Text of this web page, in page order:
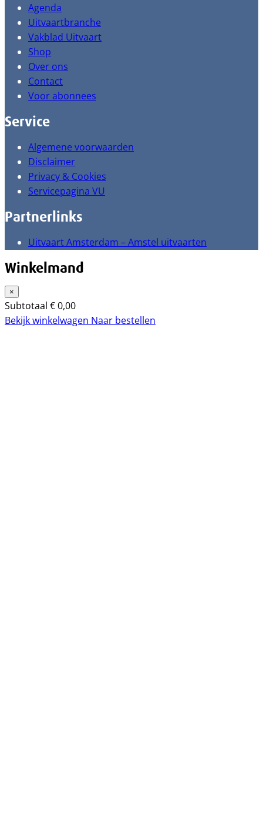
Agenda
Uitvaartbranche
Vakblad Uitvaart
Shop
Over ons
Contact
Voor abonnees
Service
Algemene voorwaarden
Disclaimer
Privacy & Cookies
Servicepagina VU
Partnerlinks
Uitvaart Amsterdam – Amstel uitvaarten
Winkelmand
×
Subtotaal €0,00
Bekijk winkelwagen Naar bestellen